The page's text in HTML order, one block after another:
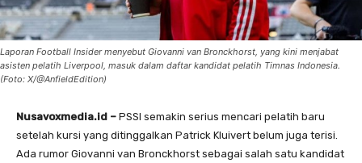
Laporan Football Insider menyebut Giovanni van Bronckhorst, yang kini menjabat
asisten pelatih Liverpool, masuk dalam daftar kandidat pelatih Timnas Indonesia.
(Foto: X/@AnfieldEdition)
Nusavoxmedia.id – PSSI semakin serius mencari pelatih baru
setelah kursi yang ditinggalkan Patrick Kluivert belum juga terisi.
Ada rumor Giovanni van Bronckhorst sebagai salah satu kandidat